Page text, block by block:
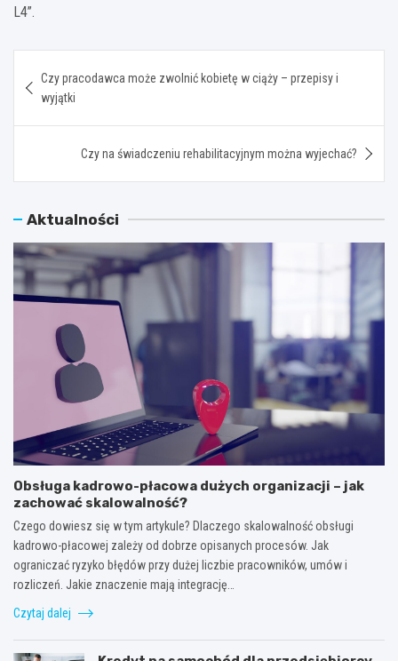
L4”.
wpisu
Czy pracodawca może zwolnić kobietę w ciąży – przepisy i
wyjątki
Czy na świadczeniu rehabilitacyjnym można wyjechać?
Aktualności
Obsługa kadrowo-płacowa dużych organizacji – jak
zachować skalowalność?
Czego dowiesz się w tym artykule? Dlaczego skalowalność obsługi
kadrowo-płacowej zależy od dobrze opisanych procesów. Jak
ograniczać ryzyko błędów przy dużej liczbie pracowników, umów i
rozliczeń. Jakie znaczenie mają integrację…
Czytaj dalej